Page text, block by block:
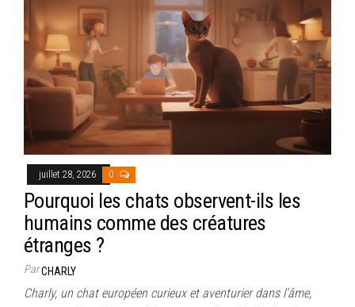
juillet 28, 2026 0
Pourquoi les chats observent-ils les
humains comme des créatures
étranges ?
ParCHARLY
Charly, un chat européen curieux et aventurier dans l’âme,